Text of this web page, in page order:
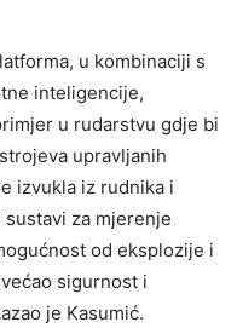
u kombinaciji s
inteligencije,
u rudarstvu gdje bi
upravljanih
izvukla iz rudnika i
za mjerenje
od eksplozije i
sigurnost i
je Kasumić.